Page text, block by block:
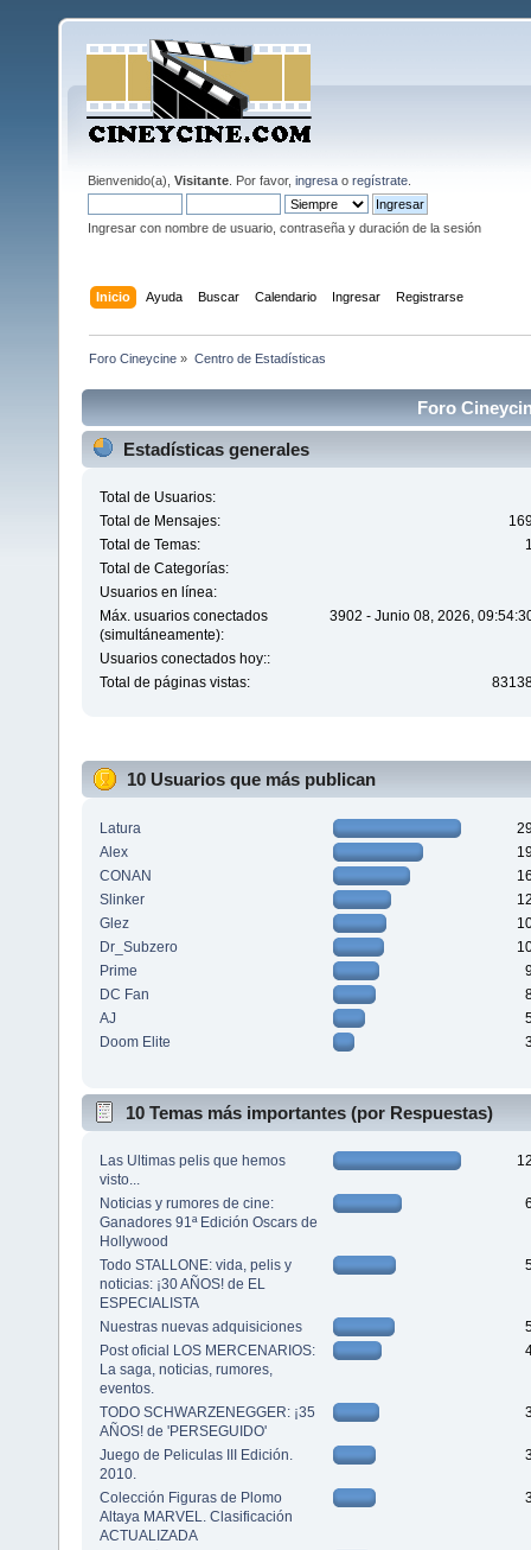
Bienvenido(a), Visitante . Por favor, ingresa o regístrate
Ingresar con nombre de usuario, contraseña y duración de la sesión
Inicio Ayuda Buscar Calendario Ingresar Registrarse
Foro Cineycine » Centro de Estadísticas
Foro
Estadísticas generales
Total de Usuarios:
Total de Mensajes:
Total de Temas:
Total de Categorías:
Usuarios en línea:
Máx. usuarios conectados
(simultáneamente):
3902 - Junio 08, 2026,
Usuarios conectados hoy::
Total de páginas vistas:
10 Usuarios que más publican
Latura
Alex
CONAN
Slinker
Glez
Dr_Subzero
Prime
DC Fan
AJ
Doom Elite
10 Temas más importantes (por Respuestas)
Las Ultimas pelis que hemos
visto...
Noticias y rumores de cine:
Ganadores 91ª Edición Oscars de
Hollywood
Todo STALLONE: vida, pelis y
noticias: ¡30 AÑOS! de EL
ESPECIALISTA
Nuestras nuevas adquisiciones
Post oficial LOS MERCENARIOS:
La saga, noticias, rumores,
eventos.
TODO SCHWARZENEGGER: ¡35
AÑOS! de 'PERSEGUIDO'
Juego de Peliculas III Edición.
2010.
Colección Figuras de Plomo
Altaya MARVEL. Clasificación
ACTUALIZADA